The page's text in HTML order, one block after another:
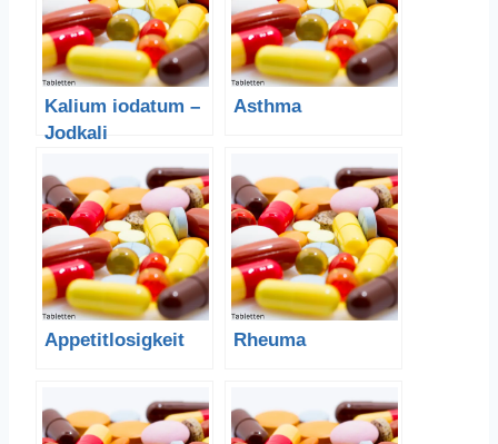
Kalium iodatum –
Jodkali
Asthma
Appetitlosigkeit Rheuma